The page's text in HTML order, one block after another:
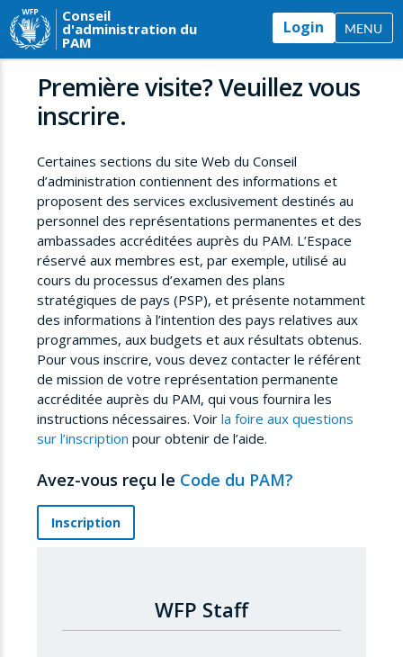
Conseil
d'administration du
PAM
Login MENU
Première visite? Veuillez vous
inscrire.
Certaines sections du site Web du Conseil
d’administration contiennent des informations et
proposent des services exclusivement destinés au
personnel des représentations permanentes et des
ambassades accréditées auprès du PAM. L’Espace
réservé aux membres est, par exemple, utilisé au
cours du processus d’examen des plans
stratégiques de pays (PSP), et présente notamment
des informations à l’intention des pays relatives aux
programmes, aux budgets et aux résultats obtenus.
Pour vous inscrire, vous devez contacter le référent
de mission de votre représentation permanente
accréditée auprès du PAM, qui vous fournira les
instructions nécessaires. Voir la foire aux questions
sur l’inscription pour obtenir de l’aide.
Avez-vous reçu le Code du PAM?
Inscription
WFP Staff